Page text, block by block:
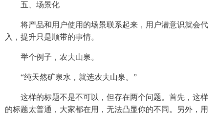
五、场景化
将产品和用户使用的场景联系起来，用户潜意识就会代
入，提升只是顺带的事情。
举个例子，农夫山泉。
“纯天然矿泉水，就选农夫山泉。”
这样的标题不是不可以，但存在两个问题。首先，这样
的标题太普通，大家都在用，无法凸显你的不同。另外，用